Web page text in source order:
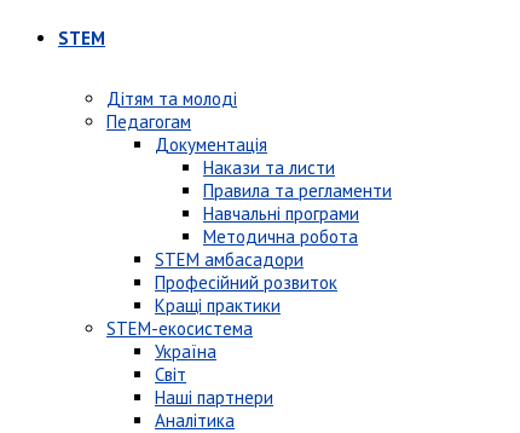
STEM
Дітям та молоді
Педагогам
Документація
Накази та листи
Правила та регламенти
Навчальні програми
Методична робота
STEM амбасадори
Професійний розвиток
Кращі практики
STEM-екосистема
Україна
Світ
Наші партнери
Аналітика